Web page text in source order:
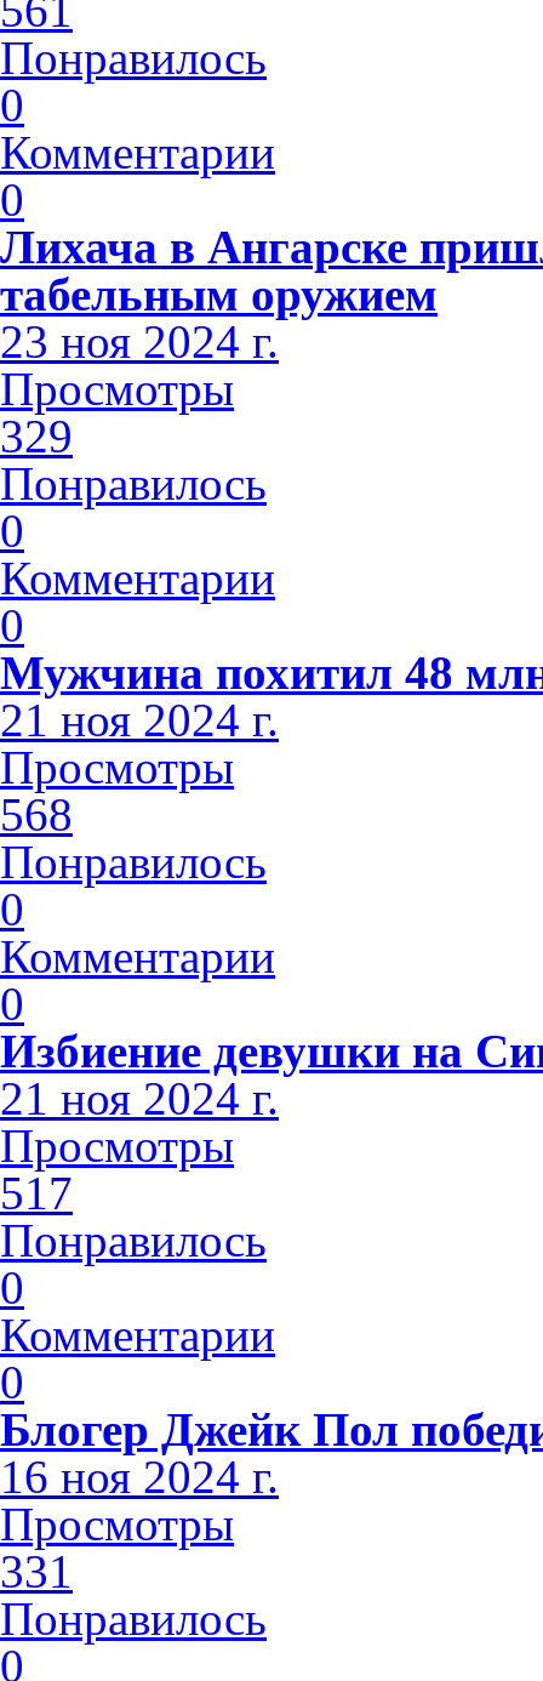
Понравилось
0
Комментарии
0
Лихача в Ангарске
табельным оружием
23 ноя 2024 г.
Просмотры
329
Понравилось
0
Комментарии
0
Мужчина похитил 48
21 ноя 2024 г.
Просмотры
568
Понравилось
0
Комментарии
0
Избиение девушки на
21 ноя 2024 г.
Просмотры
517
Понравилось
0
Комментарии
0
Блогер Джейк Пол
16 ноя 2024 г.
Просмотры
331
Понравилось
0